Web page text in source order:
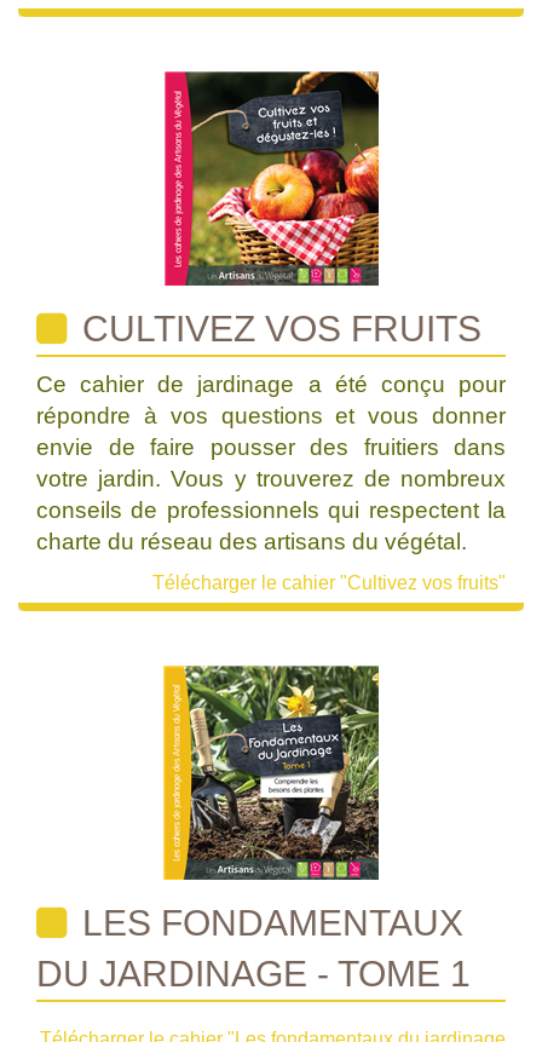
CULTIVEZ VOS FRUITS
Ce cahier de jardinage a été conçu pour
répondre à vos questions et vous donner
envie de faire pousser des fruitiers dans
votre jardin. Vous y trouverez de nombreux
conseils de professionnels qui respectent la
charte du réseau des artisans du végétal.
Télécharger le cahier "Cultivez vos fruits"
LES FONDAMENTAUX
DU JARDINAGE - TOME 1